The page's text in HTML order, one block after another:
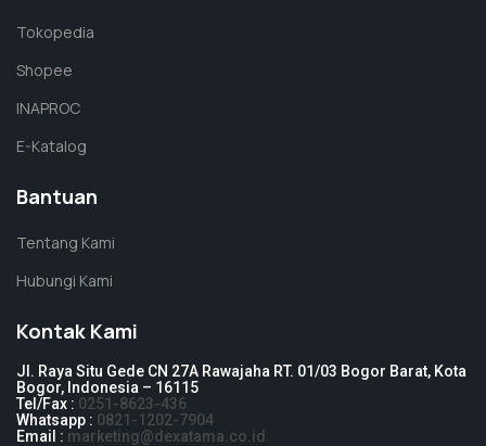
Tokopedia
Shopee
INAPROC
E-Katalog
Bantuan
Tentang Kami
Hubungi Kami
Kontak Kami
Jl. Raya Situ Gede CN 27A Rawajaha RT. 01/03 Bogor Barat, Kota
Bogor, Indonesia – 16115
Tel/Fax : 0251-8623-436
Whatsapp : 0821-1202-7904
Email : marketing@dexatama.co.id